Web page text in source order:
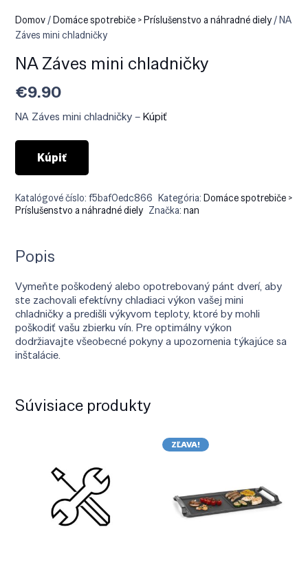
Domov/Domáce spotrebiče > Príslušenstvo a náhradné diely/ NA
Záves mini chladničky
NA Záves mini chladničky
€9.90
NA Záves mini chladničky –Kúpiť
Kúpiť
Katalógové číslo:f5baf0edc866 Kategória:Domáce spotrebiče >
Príslušenstvo a náhradné diely Značka:nan
Popis
Vymeňte poškodený alebo opotrebovaný pánt dverí, aby
ste zachovali efektívny chladiaci výkon vašej mini
chladničky a predišli výkyvom teploty, ktoré by mohli
poškodiť vašu zbierku vín. Pre optimálny výkon
dodržiavajte všeobecné pokyny a upozornenia týkajúce sa
inštalácie.
Súvisiace produkty
ZĽAVA!